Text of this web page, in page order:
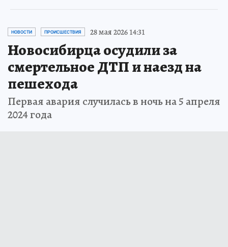
НОВОСТИ ПРОИСШЕСТВИЯ 28 мая 2026 14:31
Новосибирца осудили за
смертельное ДТП и наезд на
пешехода
Первая авария случилась в ночь на 5 апреля
2024 года